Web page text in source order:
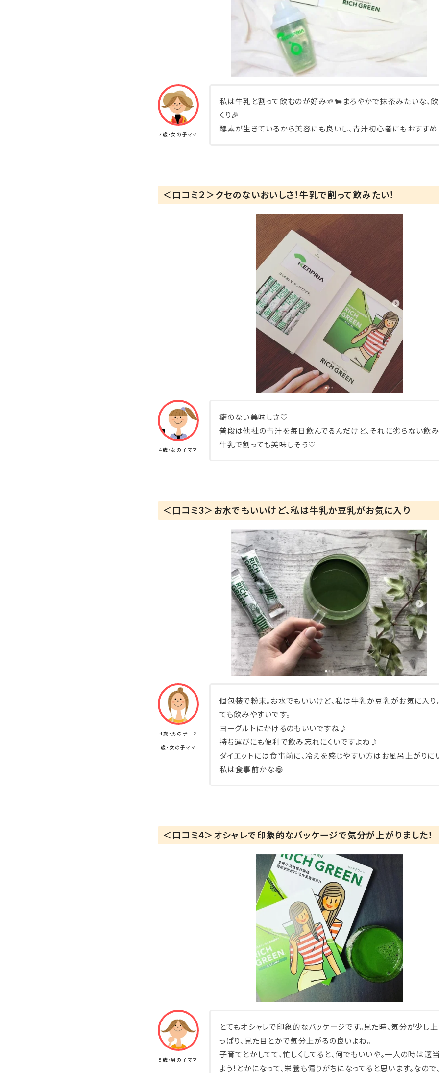
7歳・女の子ママ
私は牛乳と割って飲むのが好み🌱🐄まろやかで抹茶みたいな、
くり🎉
酵素が生きているから美容にも良いし、青汁初心者にもおすす
＜口コミ２＞クセのないおいしさ！牛乳で割って飲みたい！
4歳・女の子ママ
癖のない美味しさ♡
普段は他社の青汁を毎日飲んでるんだけど、それに劣らない飲
牛乳で割っても美味しそう♡
＜口コミ3＞お水でもいいけど、私は牛乳か豆乳がお気に入り
4歳・男の子 2
歳・女の子ママ
個包装で粉末。お水でもいいけど、私は牛乳か豆乳がお気に入り
ても飲みやすいです。
ヨーグルトにかけるのもいいですね♪
持ち運びにも便利で飲み忘れにくいですよね♪
ダイエットには食事前に、冷えを感じやすい方はお風呂上がりに
私は食事前かな😂
＜口コミ4＞オシャレで印象的なパッケージで気分が上がりました！
5歳・男の子ママ
とてもオシャレで印象的なパッケージです。見た時、気分が少し上
っぱり、見た目とかで気分上がるの良いよね。
子育てとかしてて、忙しくしてると、何でもいいや。一人の時は適
よう！とかになって、栄養も偏りがちになってると思います。なので